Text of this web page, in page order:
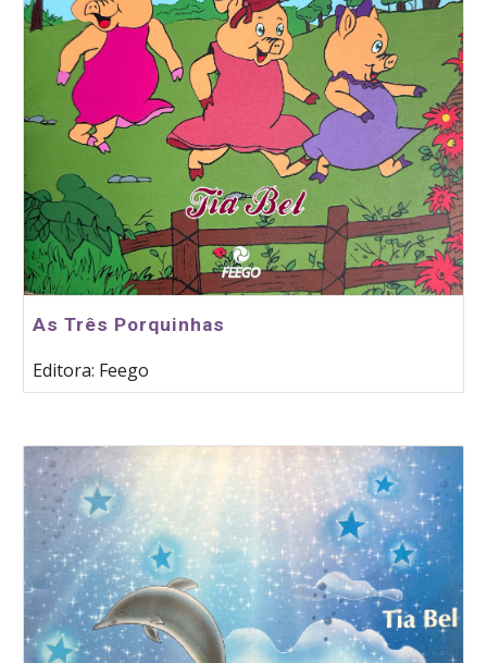
As Três Porquinhas
Editora: Feego